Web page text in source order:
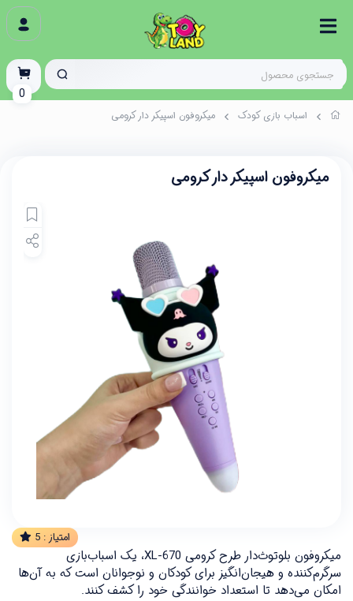
اسباب بازی کودک میکروفون اسپیکر دار کرومی
میکروفون اسپیکر دار کرومی
امتیاز : 5
میکروفون بلوتوث‌دار طرح کرومی XL-670، یک اسباب‌بازی
سرگرم‌کننده و هیجان‌انگیز برای کودکان و نوجوانان است که به آن‌ها
امکان می‌دهد تا استعداد خوانندگی خود را کشف کنند.
0